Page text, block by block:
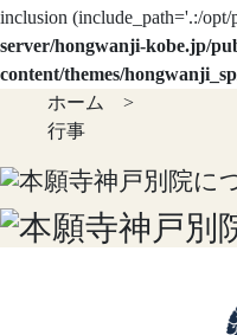
inclusion (include_path='.:/opt/
server/hongwanji-kobe.jp/
content/themes/
ホーム
>
行事